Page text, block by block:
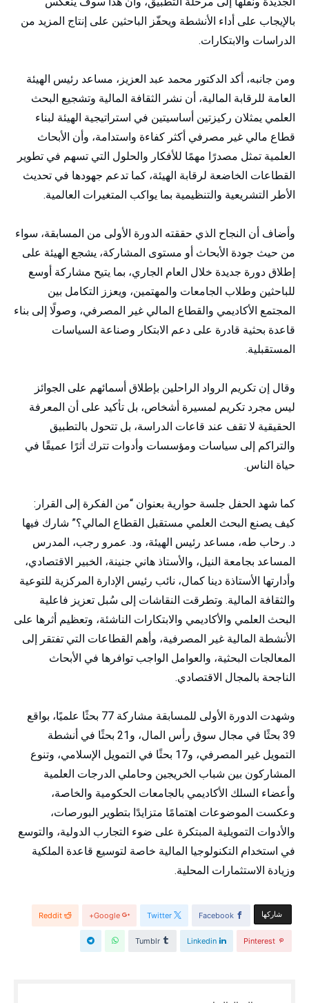
بالإيجاب على أداء الأنشطة ويحفّز الباحثين على إنتاج المزيد من
الدراسات والابتكارات.
ومن جانبه، أكد الدكتور محمد عبد العزيز، مساعد رئيس الهيئة
العامة للرقابة المالية، أن نشر الثقافة المالية وتشجيع البحث
العلمي يمثلان ركيزتين أساسيتين في استراتيجية الهيئة لبناء
قطاع مالي غير مصرفي أكثر كفاءة واستدامة، وأن الأبحاث
العلمية تمثل مصدرًا مهمًا للأفكار والحلول التي تسهم في تطوير
القطاعات الخاضعة لرقابة الهيئة، كما تدعم جهودها في تحديث
الأطر التشريعية والتنظيمية بما يواكب المتغيرات العالمية.
وأضاف أن النجاح الذي حققته الدورة الأولى من المسابقة، سواء
من حيث جودة الأبحاث أو مستوى المشاركة، يشجع الهيئة على
إطلاق دورة جديدة خلال العام الجاري، بما يتيح مشاركة أوسع
للباحثين وطلاب الجامعات والمهتمين، ويعزز التكامل بين
المجتمع الأكاديمي والقطاع المالي غير المصرفي، وصولًا إلى بناء
قاعدة بحثية قادرة على دعم الابتكار وصناعة السياسات
المستقبلية.
وقال إن تكريم الرواد الراحلين بإطلاق أسمائهم على الجوائز
ليس مجرد تكريم لمسيرة أشخاص، بل تأكيد على أن المعرفة
الحقيقية لا تقف عند قاعات الدراسة، بل تتحول بالتطبيق
والتراكم إلى سياسات ومؤسسات وأدوات تترك أثرًا عميقًا في
حياة الناس.
كما شهد الحفل جلسة حوارية بعنوان “من الفكرة إلى القرار:
كيف يصنع البحث العلمي مستقبل القطاع المالي؟” شارك فيها
د. رحاب طه، مساعد رئيس الهيئة، ود. عمرو رجب، المدرس
المساعد بجامعة النيل، والأستاذ هاني جنينة، الخبير الاقتصادي،
وأدارتها الأستاذة دينا كمال، نائب رئيس الإدارة المركزية للتوعية
والثقافة المالية. وتطرقت النقاشات إلى سُبل تعزيز فاعلية
البحث العلمي والأكاديمي والابتكارات الناشئة، وتعظيم أثرها على
الأنشطة المالية غير المصرفية، وأهم القطاعات التي تفتقر إلى
المعالجات البحثية، والعوامل الواجب توافرها في الأبحاث
الناجحة بالمجال الاقتصادي.
وشهدت الدورة الأولى للمسابقة مشاركة 77 بحثًا علميًا، بواقع
39 بحثًا في مجال سوق رأس المال، و21 بحثًا في أنشطة
التمويل غير المصرفي، و17 بحثًا في التمويل الإسلامي، وتنوع
المشاركون بين شباب الخريجين وحاملي الدرجات العلمية
وأعضاء السلك الأكاديمي بالجامعات الحكومية والخاصة،
وعكست الموضوعات اهتمامًا متزايدًا بتطوير البورصات،
والأدوات التمويلية المبتكرة على ضوء التجارب الدولية، والتوسع
في استخدام التكنولوجيا المالية خاصة لتوسيع قاعدة الملكية
وزيادة الاستثمارات المحلية.
‫‫ شاركها‬ Facebook
Twitter
Google+
Reddit
Pinterest
Linkedin
Tumblr